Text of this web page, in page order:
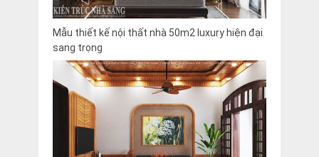
Mẫu thiết kế nội thất nhà 50m2 luxury hiện đại
sang trọng